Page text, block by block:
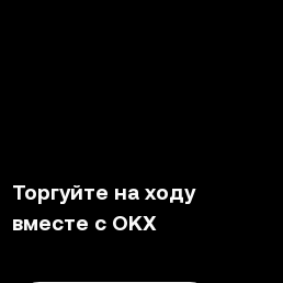
Торгуйте на ходу
вместе с OKX